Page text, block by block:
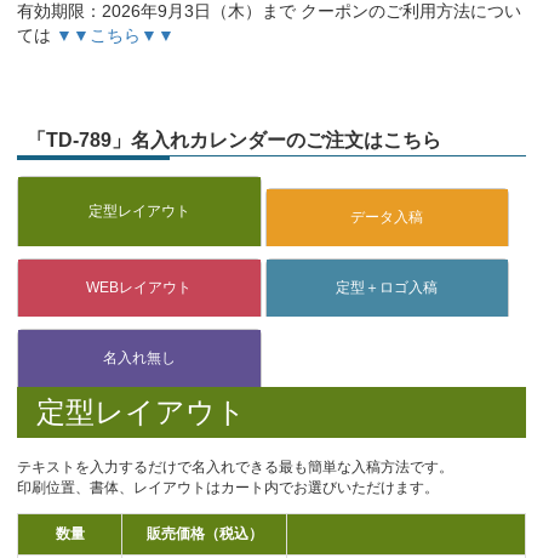
有効期限：2026年9月3日（木）まで クーポンのご利用方法につい
ては ▼▼こちら▼▼
「TD-789」名入れカレンダーのご注文はこちら
定型レイアウト
テキストを入力するだけで名入れできる最も簡単な入稿方法です。
印刷位置、書体、レイアウトはカート内でお選びいただけます。
数量 販売価格（税込）